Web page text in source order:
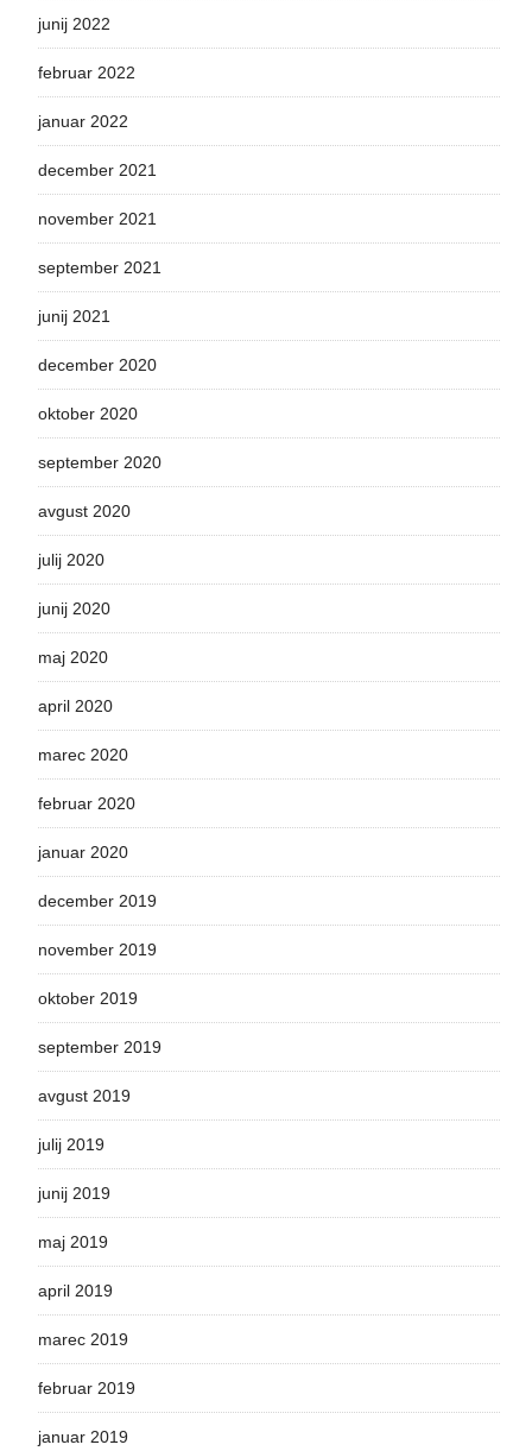
junij 2022
februar 2022
januar 2022
december 2021
november 2021
september 2021
junij 2021
december 2020
oktober 2020
september 2020
avgust 2020
julij 2020
junij 2020
maj 2020
april 2020
marec 2020
februar 2020
januar 2020
december 2019
november 2019
oktober 2019
september 2019
avgust 2019
julij 2019
junij 2019
maj 2019
april 2019
marec 2019
februar 2019
januar 2019